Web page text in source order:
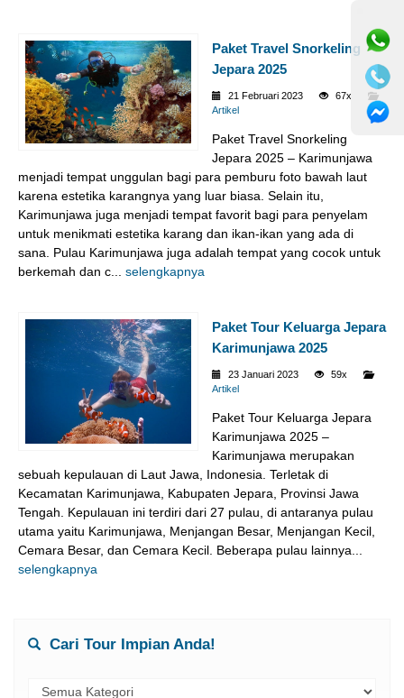
Paket Travel Snorkeling
Jepara 2025
21 Februari 2023
67x
Artikel
Paket Travel Snorkeling
Jepara 2025 – Karimunjawa
menjadi tempat unggulan bagi para pemburu foto bawah laut
karena estetika karangnya yang luar biasa. Selain itu,
Karimunjawa juga menjadi tempat favorit bagi para penyelam
untuk menikmati estetika karang dan ikan-ikan yang ada di
sana. Pulau Karimunjawa juga adalah tempat yang cocok untuk
berkemah dan c... selengkapnya
Paket Tour Keluarga Jepara
Karimunjawa 2025
23 Januari 2023
59x
Artikel
Paket Tour Keluarga Jepara
Karimunjawa 2025 –
Karimunjawa merupakan
sebuah kepulauan di Laut Jawa, Indonesia. Terletak di
Kecamatan Karimunjawa, Kabupaten Jepara, Provinsi Jawa
Tengah. Kepulauan ini terdiri dari 27 pulau, di antaranya pulau
utama yaitu Karimunjawa, Menjangan Besar, Menjangan Kecil,
Cemara Besar, dan Cemara Kecil. Beberapa pulau lainnya...
selengkapnya
Cari Tour Impian Anda!